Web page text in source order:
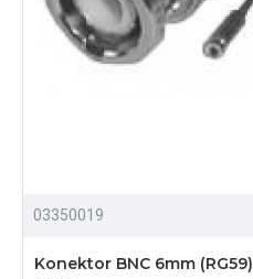
03350019
Konektor BNC 6mm (RG59)